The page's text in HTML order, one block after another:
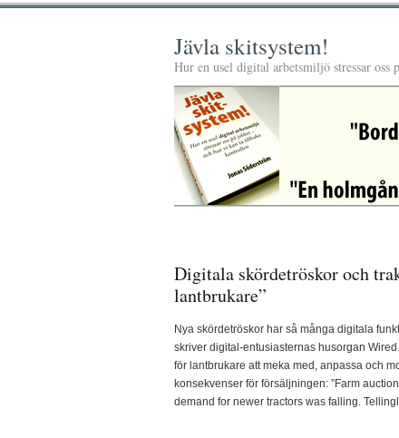
Jävla skitsystem!
Hur en usel digital arbetsmiljö stressar
Digitala skördetröskor och
lantbrukare”
Nya skördetröskor har så många digitala
skriver digital-entusiasternas husorgan
för lantbrukare att meka med, anpassa och
konsekvenser för försäljningen: ”Farm
demand for newer tractors was falling.